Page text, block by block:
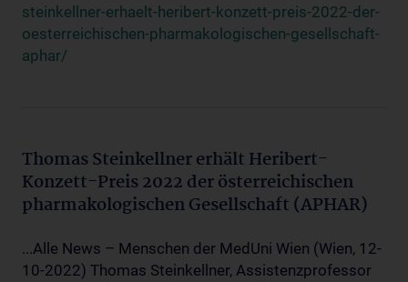
steinkellner-erhaelt-heribert-konzett-preis-2022-der-
oesterreichischen-pharmakologischen-gesellschaft-
aphar/
Thomas Steinkellner erhält Heribert-
Konzett-Preis 2022 der österreichischen
pharmakologischen Gesellschaft (APHAR)
...Alle News – Menschen der MedUni Wien (Wien, 12-
10-2022) Thomas Steinkellner, Assistenzprofessor